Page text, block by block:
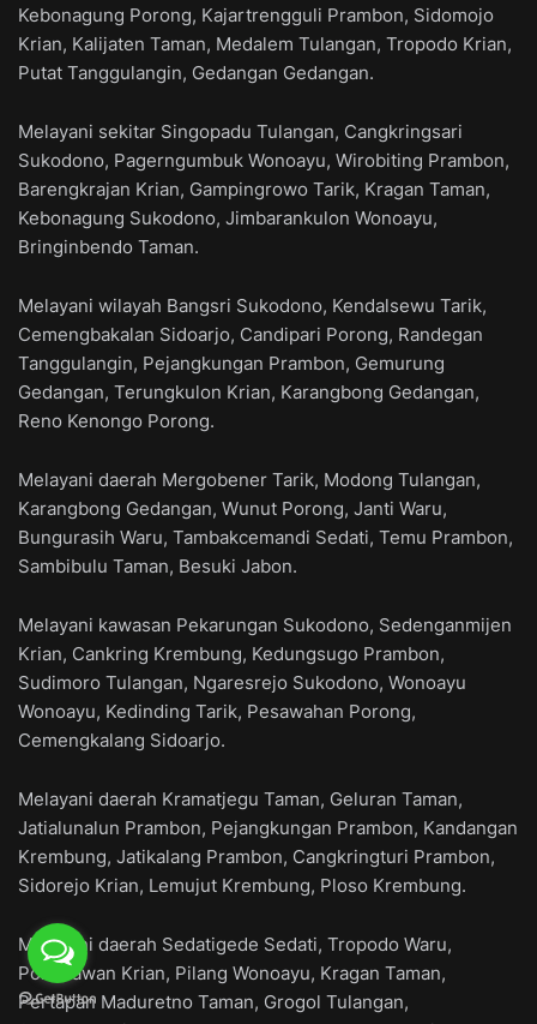
Kebonagung Porong, Kajartrengguli Prambon, Sidomojo
Krian, Kalijaten Taman, Medalem Tulangan, Tropodo Krian,
Putat Tanggulangin, Gedangan Gedangan.
Melayani sekitar Singopadu Tulangan, Cangkringsari
Sukodono, Pagerngumbuk Wonoayu, Wirobiting Prambon,
Barengkrajan Krian, Gampingrowo Tarik, Kragan Taman,
Kebonagung Sukodono, Jimbarankulon Wonoayu,
Bringinbendo Taman.
Melayani wilayah Bangsri Sukodono, Kendalsewu Tarik,
Cemengbakalan Sidoarjo, Candipari Porong, Randegan
Tanggulangin, Pejangkungan Prambon, Gemurung
Gedangan, Terungkulon Krian, Karangbong Gedangan,
Reno Kenongo Porong.
Melayani daerah Mergobener Tarik, Modong Tulangan,
Karangbong Gedangan, Wunut Porong, Janti Waru,
Bungurasih Waru, Tambakcemandi Sedati, Temu Prambon,
Sambibulu Taman, Besuki Jabon.
Melayani kawasan Pekarungan Sukodono, Sedenganmijen
Krian, Cankring Krembung, Kedungsugo Prambon,
Sudimoro Tulangan, Ngaresrejo Sukodono, Wonoayu
Wonoayu, Kedinding Tarik, Pesawahan Porong,
Cemengkalang Sidoarjo.
Melayani daerah Kramatjegu Taman, Geluran Taman,
Jatialunalun Prambon, Pejangkungan Prambon, Kandangan
Krembung, Jatikalang Prambon, Cangkringturi Prambon,
Sidorejo Krian, Lemujut Krembung, Ploso Krembung.
Melayani daerah Sedatigede Sedati, Tropodo Waru,
Ponokawan Krian, Pilang Wonoayu, Kragan Taman,
Pertapan Maduretno Taman, Grogol Tulangan,